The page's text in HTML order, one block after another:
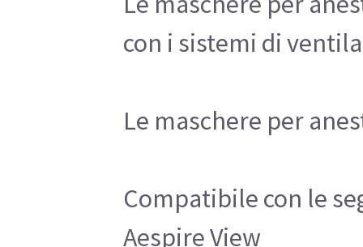
con i sistemi di
Le maschere per
Compatibile con le
Aespire View